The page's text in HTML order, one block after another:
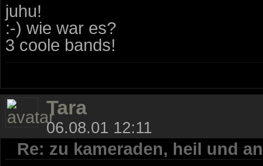
juhu!
:-) wie war es?
3 coole bands!
Tara
06.08.01 12:11
Re: zu kameraden, heil und